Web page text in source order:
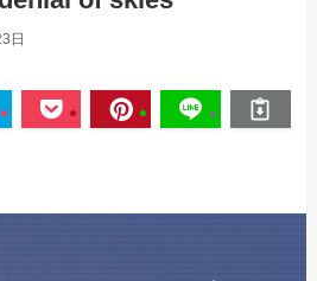
日